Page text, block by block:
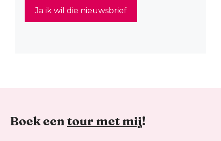
Boek een tour met mij!